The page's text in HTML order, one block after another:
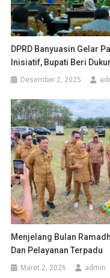
DPRD Banyuasin Gelar
Inisiatif, Bupati Beri
Desember 2, 2025
Menjelang Bulan
Dan Pelayanan Terpadu
Maret 2, 2026 admin